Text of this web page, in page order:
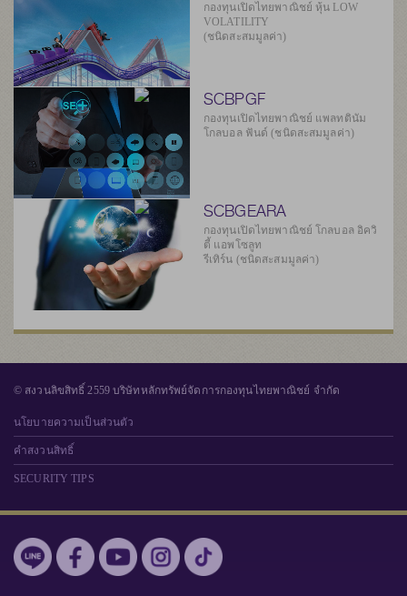
กองทุนเปิดไทยพาณิชย์ หุ้น LOW
VOLATILITY
(ชนิดสะสมมูลค่า)
SCBPGF
กองทุนเปิดไทยพาณิชย์ แพลทตินัม
โกลบอล ฟันด์ (ชนิดสะสมมูลค่า)
SCBGEARA
กองทุนเปิดไทยพาณิชย์ โกลบอล อิควิ
ตี้ แอพโซลูท
รีเทิร์น (ชนิดสะสมมูลค่า)
© สงวนลิขสิทธิ์ 2559 บริษัทหลักทรัพย์จัดการกองทุนไทยพาณิชย์ จำกัด
นโยบายความเป็นส่วนตัว
คำสงวนสิทธิ์
SECURITY TIPS